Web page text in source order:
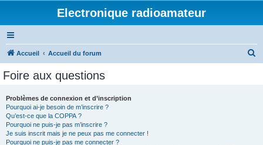
Electronique radioamateur
Accueil Accueil du forum
Foire aux questions
Problèmes de connexion et d’inscription
Pourquoi ai-je besoin de m’inscrire ?
Qu’est-ce que la COPPA ?
Pourquoi ne puis-je pas m’inscrire ?
Je suis inscrit mais je ne peux pas me connecter !
Pourquoi ne puis-je pas me connecter ?